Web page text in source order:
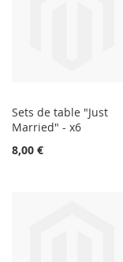
Sets de table "Just
Married" - x6
8,00 €